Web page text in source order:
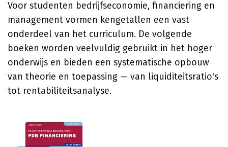
Voor studenten bedrijfseconomie, financiering en
management vormen kengetallen een vast
onderdeel van het curriculum. De volgende
boeken worden veelvuldig gebruikt in het hoger
onderwijs en bieden een systematische opbouw
van theorie en toepassing — van liquiditeitsratio's
tot rentabiliteitsanalyse.